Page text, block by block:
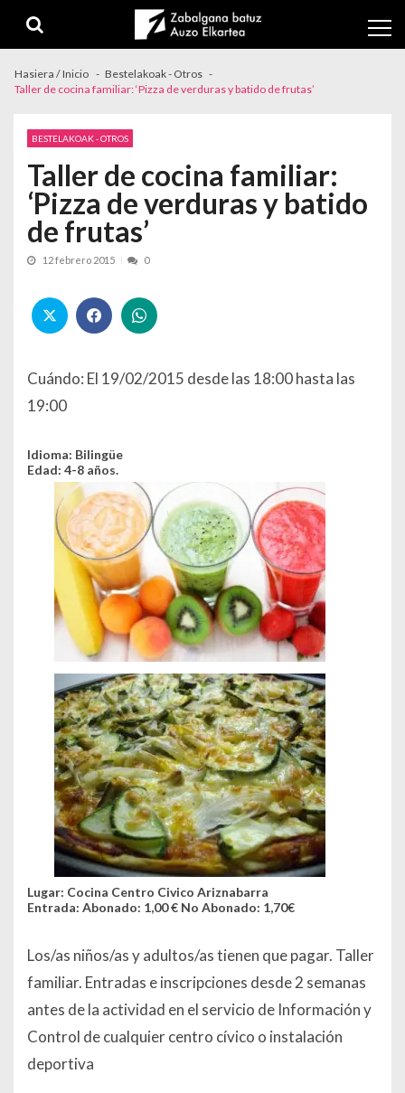
Hasiera / Inicio
Bestelakoak - Otros
Taller de cocina familiar: ‘Pizza de verduras y batido de frutas’
BESTELAKOAK - OTROS
Taller de cocina familiar:
‘Pizza de verduras y batido
de frutas’
12 febrero 2015 0
Cuándo: El 19/02/2015 desde las 18:00 hasta las
19:00
Idioma: Bilingüe
Edad: 4-8 años.
Lugar: Cocina Centro Civico Ariznabarra
Entrada: Abonado: 1,00 € No Abonado: 1,70€
Los/as niños/as y adultos/as tienen que pagar. Taller
familiar. Entradas e inscripciones desde 2 semanas
antes de la actividad en el servicio de Información y
Control de cualquier centro cívico o instalación
deportiva